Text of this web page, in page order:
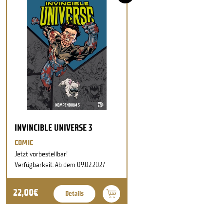
INVINCIBLE UNIVERSE 3
COMIC
Jetzt vorbestellbar!
Verfügbarkeit: Ab dem 09.02.2027
22,00€ Details